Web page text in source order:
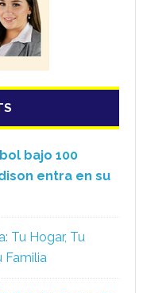
bajo 100
entra en su
Tu Hogar, Tu
Familia